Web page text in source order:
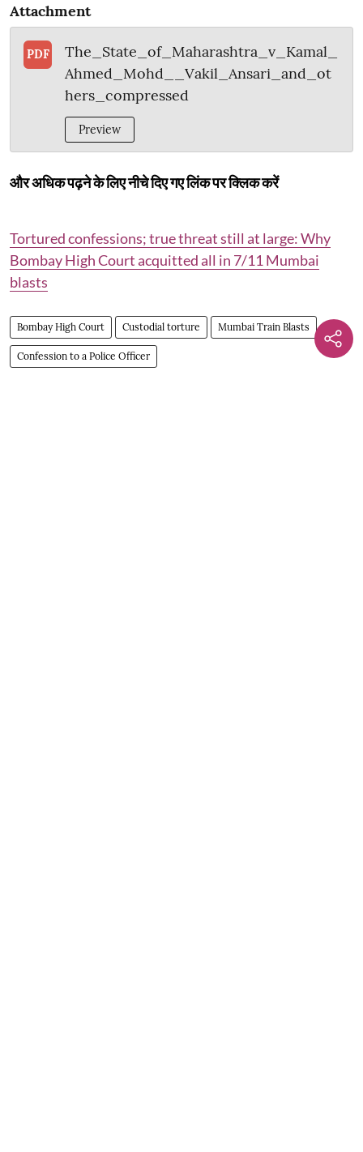
Attachment
PDF
The_State_of_Maharashtra_v_Kamal_
Ahmed_Mohd__Vakil_Ansari_and_ot
hers_compressed
Preview
और अधिक पढ़ने के लिए नीचे दिए गए लिंक पर क्लिक करें
Tortured confessions; true threat still at large: Why
Bombay High Court acquitted all in 7/11 Mumbai
blasts
Bombay High Court Custodial torture Mumbai Train Blasts
Confession to a Police Officer